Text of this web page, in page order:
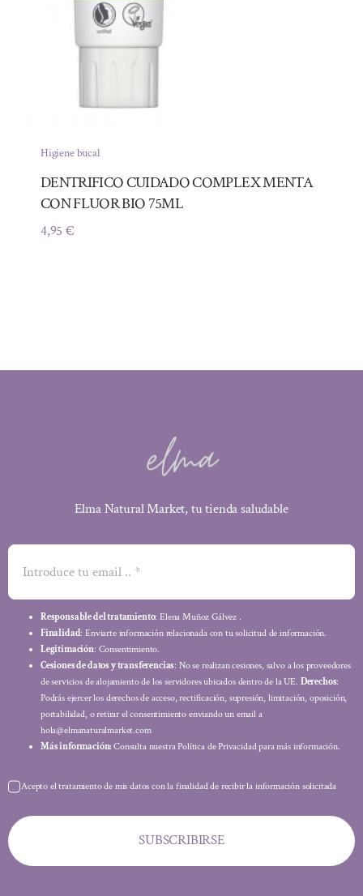
Higiene bucal
DENTRIFICO CUIDADO COMPLEX MENTA
CON FLUOR BIO 75ML
4,95€
Elma Natural Market, tu tienda saludable
Responsable del tratamiento: Elena Muñoz Gálvez .
Finalidad: Enviarte información relacionada con tu solicitud de información.
Legitimación: Consentimiento.
Cesiones de datos y transferencias: No se realizan cesiones, salvo a los proveedores
de servicios de alojamiento de los servidores ubicados dentro de la UE. Derechos:
Podrás ejercer los derechos de acceso, rectificación, supresión, limitación, oposición,
portabilidad, o retirar el consentimiento enviando un email a
hola@elmanaturalmarket.com
Más información: Consulta nuestra Política de Privacidad para más información.
Acepto el tratamiento de mis datos con la finalidad de recibir la información solicitada
SUBSCRIBIRSE